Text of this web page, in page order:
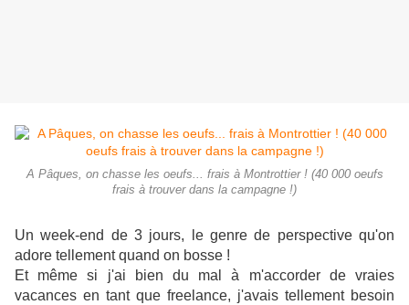
A Pâques, on chasse les oeufs... frais à Montrottier ! (40 000 oeufs
frais à trouver dans la campagne !)
Un week-end de 3 jours, le genre de perspective qu'on
adore tellement quand on bosse !
Et même si j'ai bien du mal à m'accorder de vraies
vacances en tant que freelance, j'avais tellement besoin